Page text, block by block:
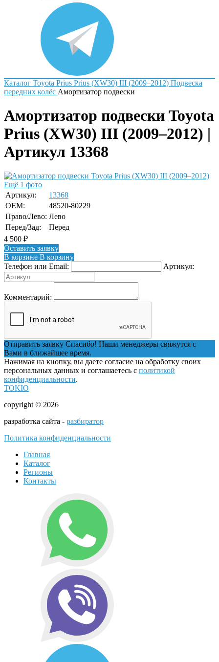
Каталог Toyota Prius Prius (XW30) III (2009–2012) Подвеска
передних колёс Амортизатор подвески
Амортизатор подвески Toyota
Prius (XW30) III (2009–2012) |
Артикул 13368
Ещё 1 фото
Артикул:
13368
OEM:
48520-80229
Право/Лево: Лево
Перед/Зад:
Перед
4 500 ₽
Оставить заявку
В корзине В корзину
Телефон или Email:
Артикул:
Комментарий:
Отправить заявку Спасибо! Наши менеджеры свяжутся с
Вами в ближайшее время.
Нажимая на кнопку, вы даете согласие на обработку своих
персональных данных и соглашаетесь с политикой
конфиденциальности.
TOKIO
copyright © 2026
разработка сайта - разбиратор
Политика конфиденциальности
Главная
Каталог
Регионы
Контакты